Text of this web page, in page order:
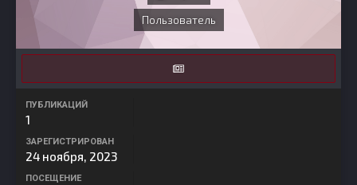
Пользователь
ПУБЛИКАЦИЙ
1
ЗАРЕГИСТРИРОВАН
24 ноября, 2023
ПОСЕЩЕНИЕ